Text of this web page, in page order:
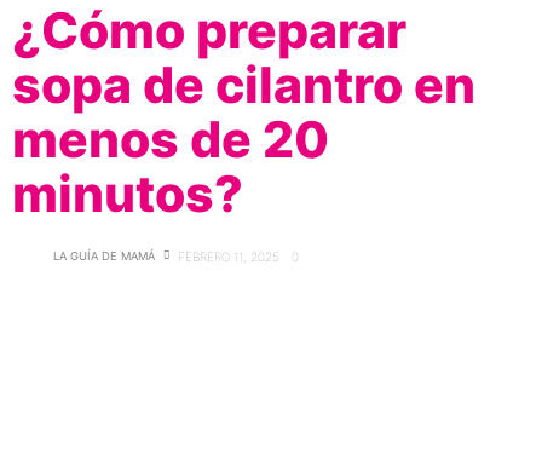
¿Cómo preparar
sopa de cilantro en
menos de 20
minutos?
LA GUÍA DE MAMÁ FEBRERO 11, 2025 0